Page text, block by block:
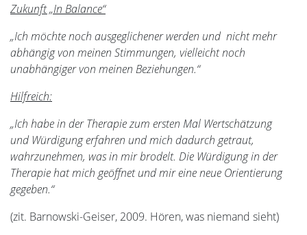
Zukunft „In Balance“
„Ich möchte noch ausgeglichener werden und nicht mehr
abhängig von meinen Stimmungen, vielleicht noch
unabhängiger von meinen Beziehungen.“
Hilfreich:
„Ich habe in der Therapie zum ersten Mal Wertschätzung
und Würdigung erfahren und mich dadurch getraut,
wahrzunehmen, was in mir brodelt. Die Würdigung in der
Therapie hat mich geöffnet und mir eine neue Orientierung
gegeben.“
(zit. Barnowski-Geiser, 2009. Hören, was niemand sieht)